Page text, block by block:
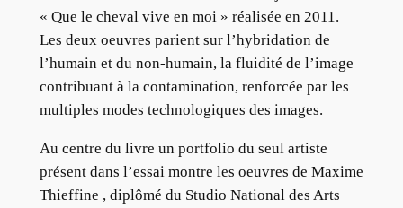
« Que le cheval vive en moi » réalisée en 2011.
Les deux oeuvres parient sur l’hybridation de
l’humain et du non-humain, la fluidité de l’image
contribuant à la contamination, renforcée par les
multiples modes technologiques des images.
Au centre du livre un portfolio du seul artiste
présent dans l’essai montre les oeuvres de Maxime
Thieffine , diplômé du Studio National des Arts